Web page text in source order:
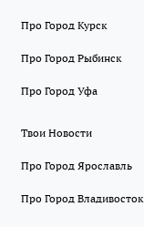
Про Город Курск
Про Город Рыбинск
Про Город Уфа
Твои Новости
Про Город Ярославль
Про Город Владивосток